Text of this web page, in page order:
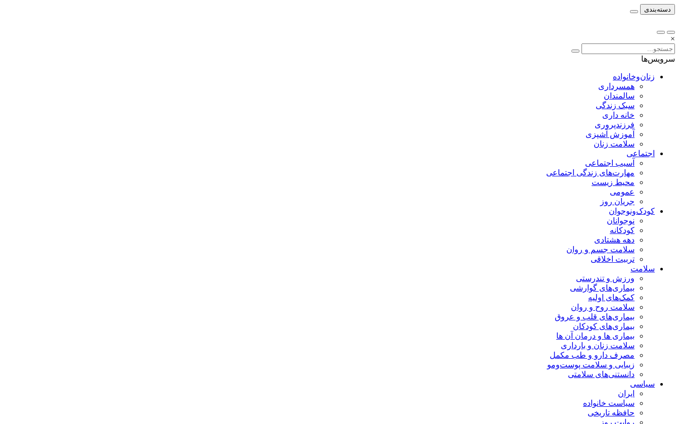
دسته‌بندی
×
سرویس‌ها
زنان‌وخانواده
همسرداری
سالمندان
سبک زندگی
خانه داری
فرزندپروری
آموزش آشپزی
سلامت زنان
اجتماعی
آسیب اجتماعی
مهارت‌های زندگی اجتماعی
محیط زیست
عمومی
جریان روز
کودک‌ونوجوان
نوجوانان
کودکانه
دهه هشتادی
سلامت جسم و روان
تربیت اخلاقی
سلامت
ورزش و تندرستی
بیماری‌های گوارشی
کمک‌های اولیه
سلامت روح و روان
بیماری‌های قلب و عروق
بیماری‌های کودکان
بیماری ها و درمان آن ها
سلامت زنان و بارداری
مصرف دارو و طب مکمل
زیبایی و سلامت پوست‌ومو
دانستنی‌های سلامتی
سیاسی
ایران
سیاست خانواده
حافظه تاریخی